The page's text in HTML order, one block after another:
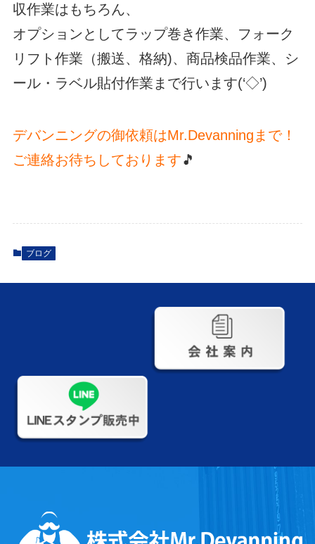
収作業はもちろん、
オプションとしてラップ巻き作業、フォーク
リフト作業（搬送、格納)、商品検品作業、シ
ール・ラベル貼付作業まで行います(‘◇’)ゞ
デバンニングの御依頼はMr.Devanningまで！
ご連絡お待ちしております🎵
ブログ